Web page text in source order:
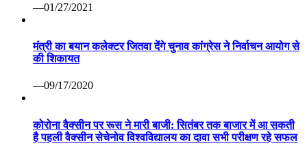
—01/27/2021
मंत्री का बयान कलेक्टर जितवा देंगे चुनाव कांग्रेस ने निर्वाचन आयोग से
की शिकायत
—09/17/2020
कोरोना वैक्सीन पर रूस ने मारी बाजी: सितंबर तक बाजार में आ सकती
है पहली वैक्सीन सेचेनोव विश्वविद्यालय का दावा सभी परीक्षण रहे सफल